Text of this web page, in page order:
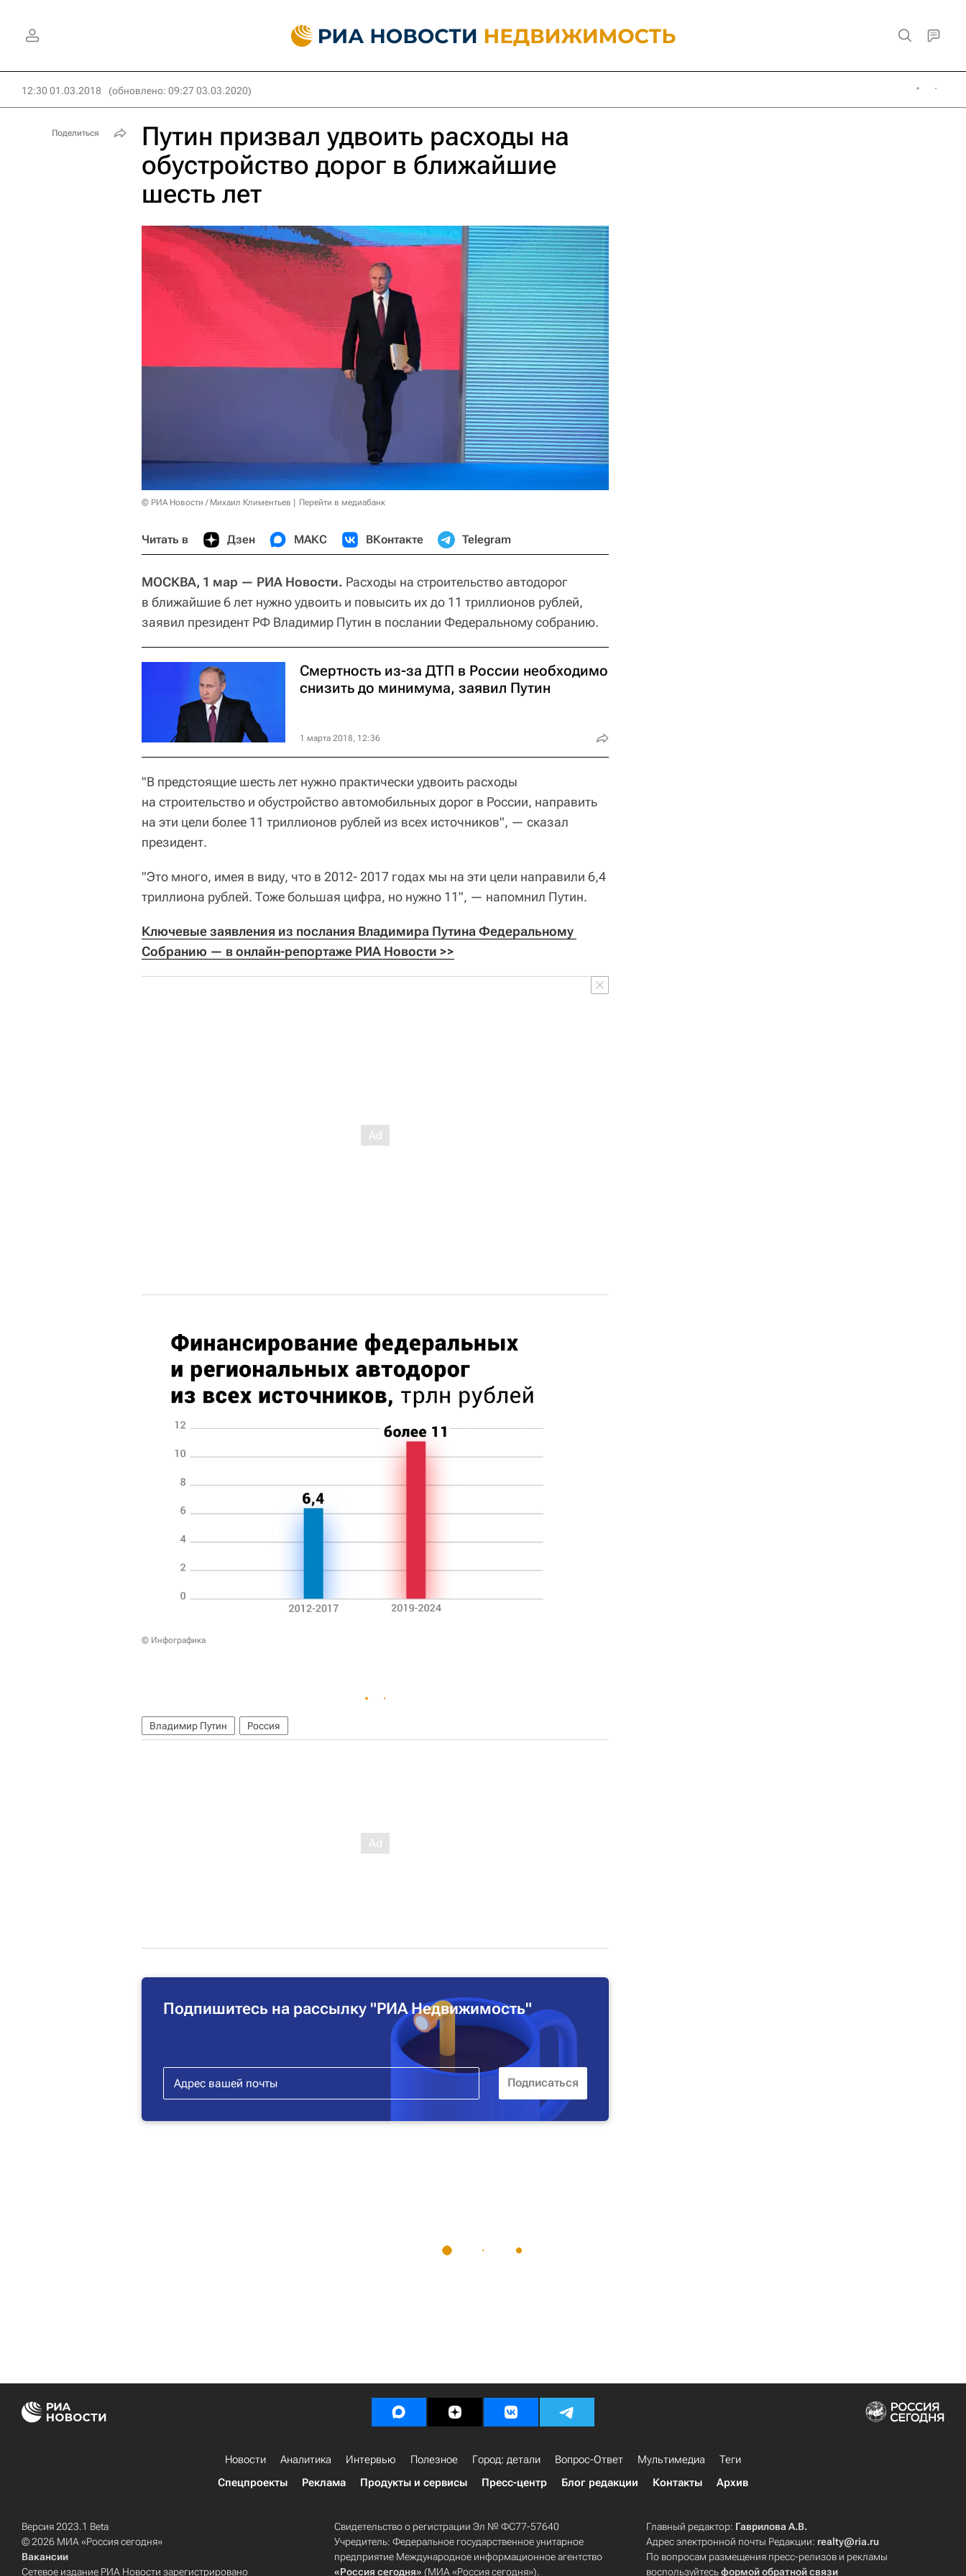
12:30 01.03.2018 (обновлено: 09:27 03.03.2020)
Путин призвал удвоить расходы на
обустройство дорог в ближайшие
шесть лет
© РИА Новости / Михаил Климентьев Перейти в медиабанк
Читать в Дзен МАКС ВКонтакте Telegram
МОСКВА, 1 мар — РИА Новости. Расходы на строительство автодорог
в ближайшие 6 лет нужно удвоить и повысить их до 11 триллионов рублей,
заявил президент РФ Владимир Путин в послании Федеральному собранию.
Смертность из-за ДТП в России необходимо
снизить до минимума, заявил Путин
1 марта 2018, 12:36
"В предстоящие шесть лет нужно практически удвоить расходы
на строительство и обустройство автомобильных дорог в России, направить
на эти цели более 11 триллионов рублей из всех источников", — сказал
президент.
"Это много, имея в виду, что в 2012- 2017 годах мы на эти цели направили 6,4
триллиона рублей. Тоже большая цифра, но нужно 11", — напомнил Путин.
Ключевые заявления из послания Владимира Путина Федеральному
Собранию — в онлайн-репортаже РИА Новости >>
© Инфографика
Владимир Путин Россия
Подпишитесь на рассылку "РИА Недвижимость"
Поделиться
Новости Аналитика Интервью Полезное Город: детали Вопрос-Ответ Мультимедиа
Теги
Спецпроекты
Реклама Продукты и сервисы Пресс-центр Блог редакции Контакты Архив
Версия 2023.1 Beta
© 2026 МИА «Россия сегодня»
Вакансии
Сетевое издание РИА Новости зарегистрировано
Свидетельство о регистрации Эл № ФС77-57640
Учредитель: Федеральное государственное унитарное
предприятие Международное информационное агентство
«Россия сегодня» (МИА «Россия сегодня»).
Главный редактор: Гаврилова А.В.
Адрес электронной почты Редакции: realty@ria.ru
По вопросам размещения пресс-релизов и рекламы
воспользуйтесьформой обратной связи